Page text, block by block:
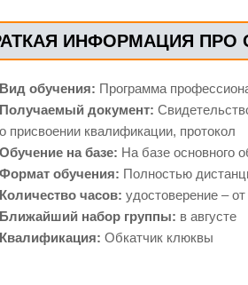
ИНФОРМАЦИЯ ПРО
Вид обучения: Программа
Получаемый документ:
о присвоении квалификации, протокол
Обучение на базе: На базе основного
Формат обучения: Полностью
Количество часов: удостоверение –
Ближайший набор группы: в августе
Квалификация: Обкатчик клюквы